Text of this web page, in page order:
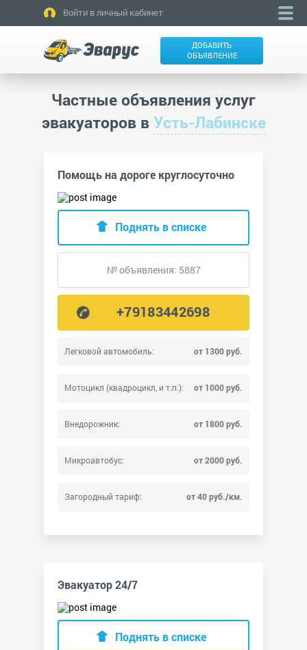
Войти в личный кабинет
ДОБАВИТЬ
ОБЪЯВЛЕНИЕ
Частные объявления услуг
эвакуаторов в Усть-Лабинске
Помощь на дороге круглосуточно
Легковой автомобиль: от 1300 руб.
Мотоцикл (квадроцикл, и т.п.): от 1000 руб.
Внедорожник: от 1800 руб.
Микроавтобус: от 2000 руб.
Загородный тариф: от 40 руб./км.
Поднять в списке
№ объявления: 5887
+79183442698
Эвакуатор 24/7
Поднять в списке